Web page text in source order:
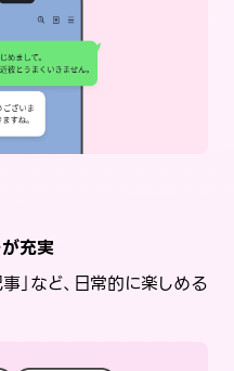
充実
」など、日常的に楽しめる